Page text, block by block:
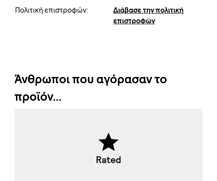
Πολιτική επιστροφών:
Διάβασε την πολιτική
επιστροφών
Άνθρωποι που αγόρασαν το
προϊόν...
Rated